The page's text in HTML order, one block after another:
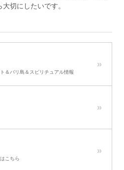
切にしたいです。
＆バリ島＆スピリチュアル情報
こちら